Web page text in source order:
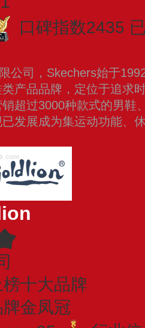
口碑指数2435
公司，Skechers始于
产品品牌，定位于追求
超过3000种款式的男鞋
发展成为集运动功能、
十大品牌
金凤冠